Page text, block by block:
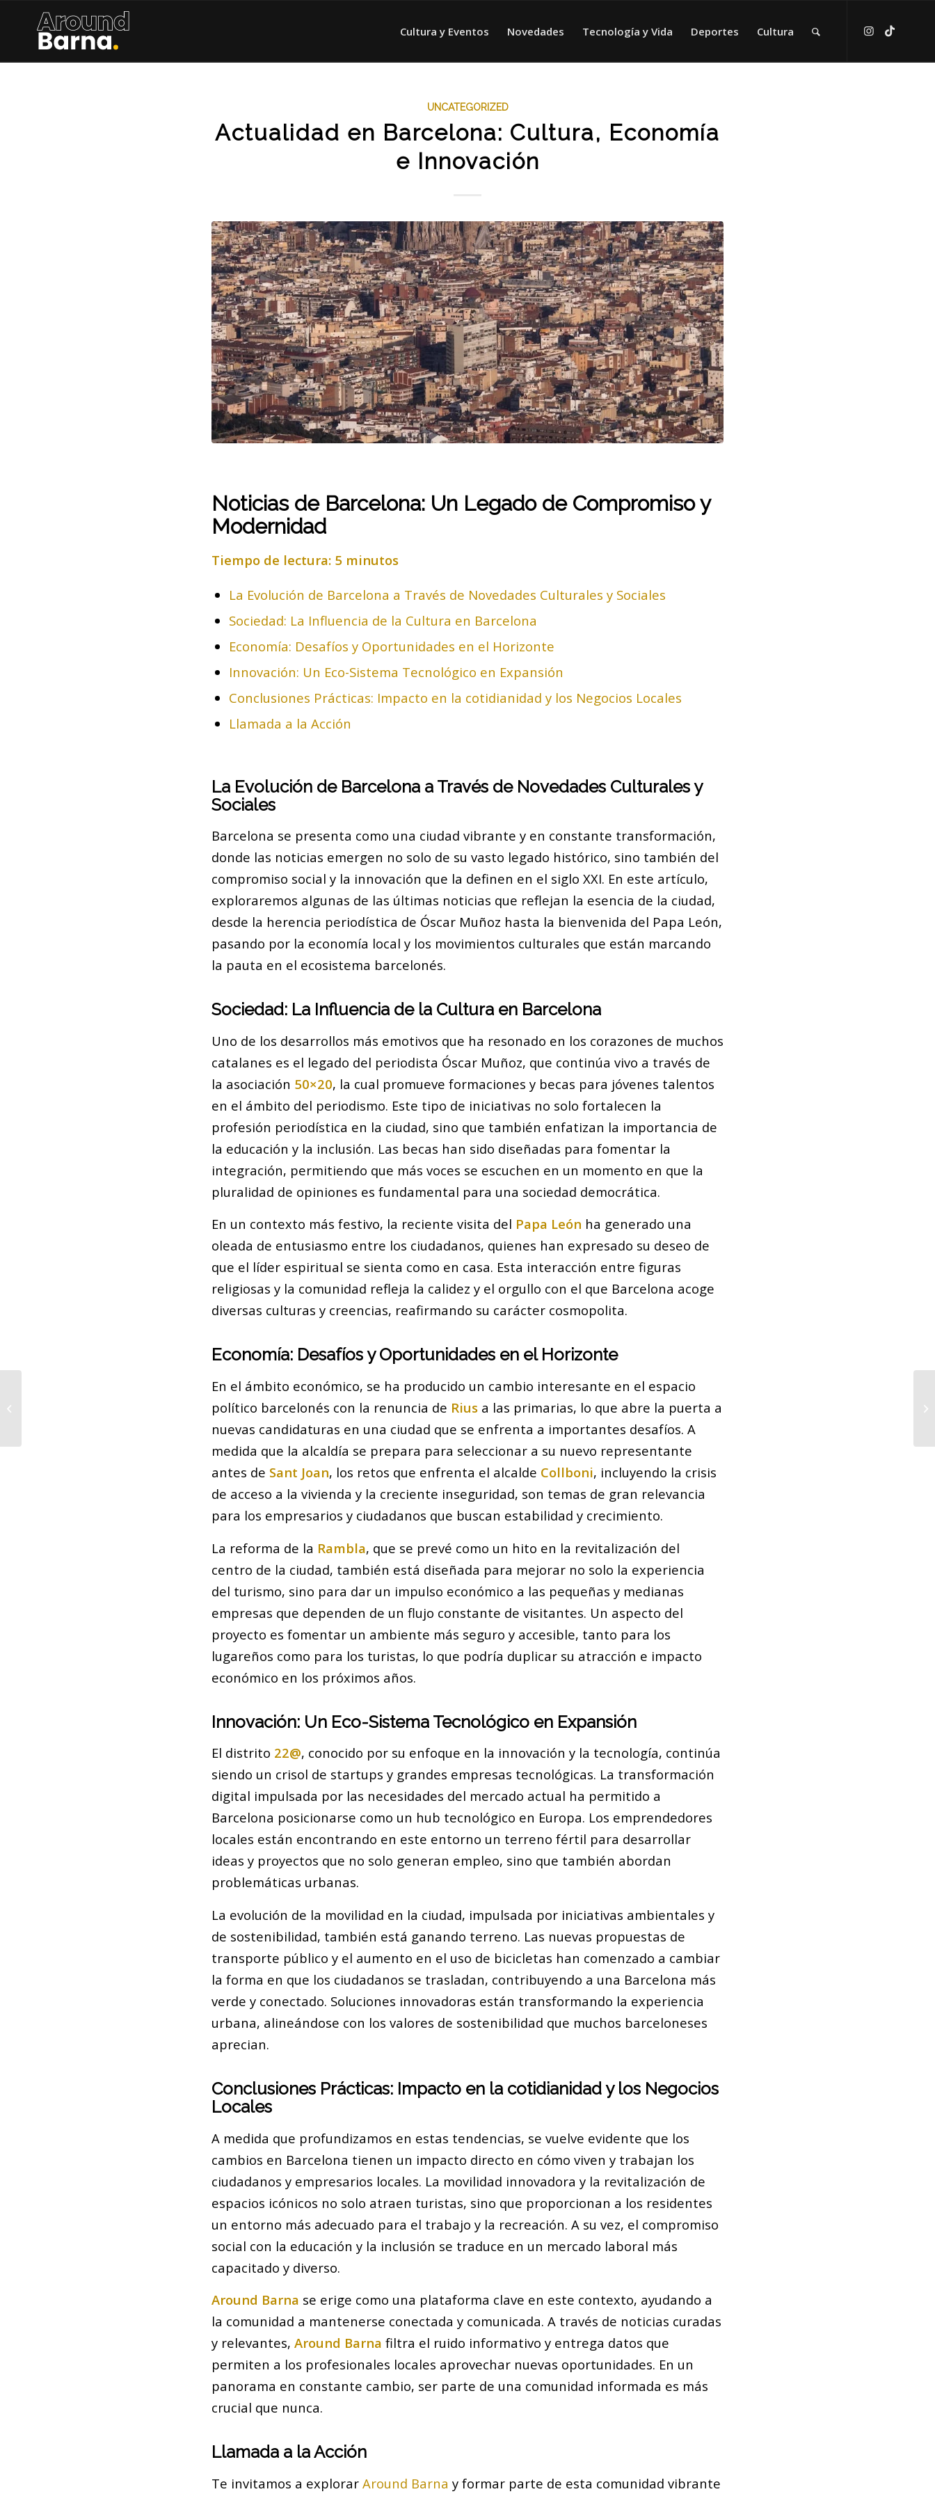
Cultura y Eventos Novedades Tecnología y Vida Deportes Cultura
UNCATEGORIZED
Actualidad en Barcelona: Cultura, Economía
e Innovación
Noticias de Barcelona: Un Legado de Compromiso y
Modernidad
Tiempo de lectura: 5 minutos
La Evolución de Barcelona a Través de Novedades Culturales y Sociales
Sociedad: La Influencia de la Cultura en Barcelona
Economía: Desafíos y Oportunidades en el Horizonte
Innovación: Un Eco-Sistema Tecnológico en Expansión
Conclusiones Prácticas: Impacto en la cotidianidad y los Negocios Locales
Llamada a la Acción
La Evolución de Barcelona a Través de Novedades Culturales y
Sociales
Barcelona se presenta como una ciudad vibrante y en constante transformación,
donde las noticias emergen no solo de su vasto legado histórico, sino también del
compromiso social y la innovación que la definen en el siglo XXI. En este artículo,
exploraremos algunas de las últimas noticias que reflejan la esencia de la ciudad,
desde la herencia periodística de Óscar Muñoz hasta la bienvenida del Papa León,
pasando por la economía local y los movimientos culturales que están marcando
la pauta en el ecosistema barcelonés.
Sociedad: La Influencia de la Cultura en Barcelona
Uno de los desarrollos más emotivos que ha resonado en los corazones de muchos
catalanes es el legado del periodista Óscar Muñoz, que continúa vivo a través de
la asociación 50×20, la cual promueve formaciones y becas para jóvenes talentos
en el ámbito del periodismo. Este tipo de iniciativas no solo fortalecen la
profesión periodística en la ciudad, sino que también enfatizan la importancia de
la educación y la inclusión. Las becas han sido diseñadas para fomentar la
integración, permitiendo que más voces se escuchen en un momento en que la
pluralidad de opiniones es fundamental para una sociedad democrática.
En un contexto más festivo, la reciente visita del Papa León ha generado una
oleada de entusiasmo entre los ciudadanos, quienes han expresado su deseo de
que el líder espiritual se sienta como en casa. Esta interacción entre figuras
religiosas y la comunidad refleja la calidez y el orgullo con el que Barcelona acoge
diversas culturas y creencias, reafirmando su carácter cosmopolita.
Economía: Desafíos y Oportunidades en el Horizonte
En el ámbito económico, se ha producido un cambio interesante en el espacio
político barcelonés con la renuncia de Rius a las primarias, lo que abre la puerta a
nuevas candidaturas en una ciudad que se enfrenta a importantes desafíos. A
medida que la alcaldía se prepara para seleccionar a su nuevo representante
antes de Sant Joan, los retos que enfrenta el alcalde Collboni, incluyendo la crisis
de acceso a la vivienda y la creciente inseguridad, son temas de gran relevancia
para los empresarios y ciudadanos que buscan estabilidad y crecimiento.
La reforma de la Rambla, que se prevé como un hito en la revitalización del
centro de la ciudad, también está diseñada para mejorar no solo la experiencia
del turismo, sino para dar un impulso económico a las pequeñas y medianas
empresas que dependen de un flujo constante de visitantes. Un aspecto del
proyecto es fomentar un ambiente más seguro y accesible, tanto para los
lugareños como para los turistas, lo que podría duplicar su atracción e impacto
económico en los próximos años.
Innovación: Un Eco-Sistema Tecnológico en Expansión
El distrito 22@, conocido por su enfoque en la innovación y la tecnología, continúa
siendo un crisol de startups y grandes empresas tecnológicas. La transformación
digital impulsada por las necesidades del mercado actual ha permitido a
Barcelona posicionarse como un hub tecnológico en Europa. Los emprendedores
locales están encontrando en este entorno un terreno fértil para desarrollar
ideas y proyectos que no solo generan empleo, sino que también abordan
problemáticas urbanas.
La evolución de la movilidad en la ciudad, impulsada por iniciativas ambientales y
de sostenibilidad, también está ganando terreno. Las nuevas propuestas de
transporte público y el aumento en el uso de bicicletas han comenzado a cambiar
la forma en que los ciudadanos se trasladan, contribuyendo a una Barcelona más
verde y conectado. Soluciones innovadoras están transformando la experiencia
urbana, alineándose con los valores de sostenibilidad que muchos barceloneses
aprecian.
Conclusiones Prácticas: Impacto en la cotidianidad y los Negocios
Locales
A medida que profundizamos en estas tendencias, se vuelve evidente que los
cambios en Barcelona tienen un impacto directo en cómo viven y trabajan los
ciudadanos y empresarios locales. La movilidad innovadora y la revitalización de
espacios icónicos no solo atraen turistas, sino que proporcionan a los residentes
un entorno más adecuado para el trabajo y la recreación. A su vez, el compromiso
social con la educación y la inclusión se traduce en un mercado laboral más
capacitado y diverso.
Around Barna se erige como una plataforma clave en este contexto, ayudando a
la comunidad a mantenerse conectada y comunicada. A través de noticias curadas
y relevantes, Around Barna filtra el ruido informativo y entrega datos que
permiten a los profesionales locales aprovechar nuevas oportunidades. En un
panorama en constante cambio, ser parte de una comunidad informada es más
crucial que nunca.
Llamada a la Acción
Te invitamos a explorar Around Barna y formar parte de esta comunidad vibrante